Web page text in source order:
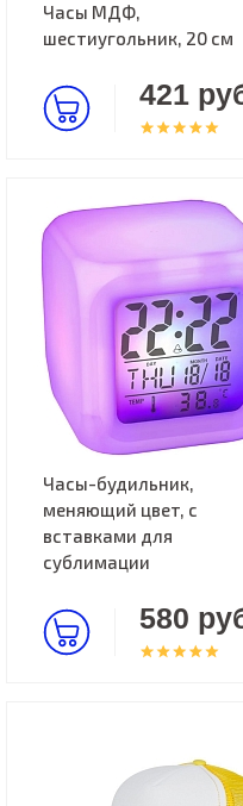
Часы МДФ,
шестиугольник, 20 см
421
Часы-будильник,
меняющий цвет, с
вставками для
сублимации
580